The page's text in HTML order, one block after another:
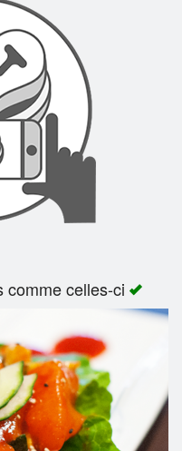
Rechercher
celles-ci